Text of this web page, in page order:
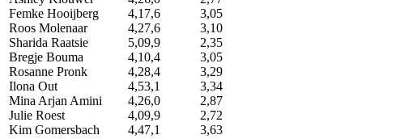
Femke Hooijberg
4,17,6
3,05
Roos Molenaar
4,27,6
3,10
Sharida Raatsie
5,09,9
2,35
Bregje Bouma
4,10,4
3,05
Rosanne Pronk
4,28,4
3,29
Ilona Out
4,53,1
3,34
Mina Arjan Amini
4,26,0
2,87
Julie Roest
4,09,9
2,72
Kim Gomersbach
4,47,1
3,63